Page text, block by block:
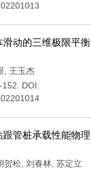
动的三维极限平衡
王玉杰
DOI:
管桩承载性能物理
贺松 刘春林 苏定立